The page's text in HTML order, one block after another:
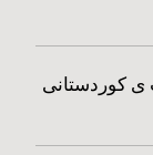
ی کوردستانی